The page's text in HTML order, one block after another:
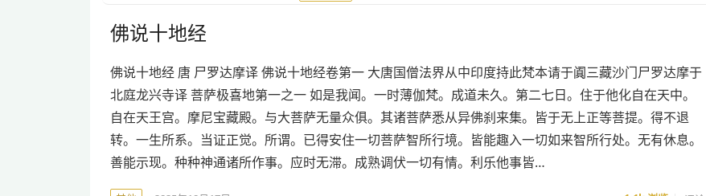
佛说十地经
佛说十地经 唐 尸罗达摩译 佛说十地经卷第一 大唐国僧法界从中印度持此梵本请于阗三藏沙门尸罗达摩于
北庭龙兴寺译 菩萨极喜地第一之一 如是我闻。一时薄伽梵。成道未久。第二七日。住于他化自在天中。
自在天王宫。摩尼宝藏殿。与大菩萨无量众俱。其诸菩萨悉从异佛刹来集。皆于无上正等菩提。得不退
转。一生所系。当证正觉。所谓。已得安住一切菩萨智所行境。皆能趣入一切如来智所行处。无有休息。
善能示现。种种神通诸所作事。应时无滞。成熟调伏一切有情。利乐他事皆…